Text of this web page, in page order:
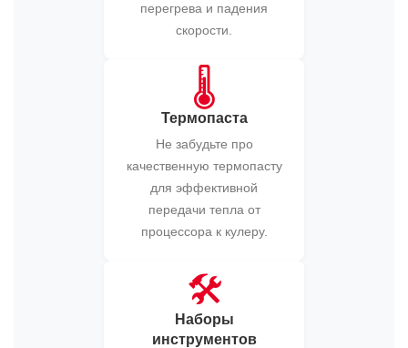
перегрева и падения
скорости.
🌡️
Термопаста
Не забудьте про
качественную термопасту
для эффективной
передачи тепла от
процессора к кулеру.
🛠️
Наборы
инструментов